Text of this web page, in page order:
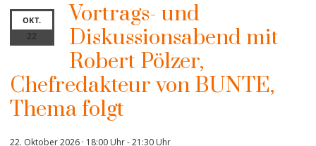
OKT.
22
Vortrags- und
Diskussionsabend mit
Robert Pölzer,
Chefredakteur von BUNTE,
Thema folgt
22. Oktober 2026 · 18:00 Uhr-21:30 Uhr